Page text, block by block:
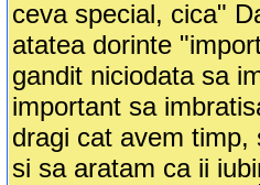
ceva special, cica"
atatea dorinte
gandit niciodata sa
important sa
dragi cat avem timp,
si sa aratam ca ii